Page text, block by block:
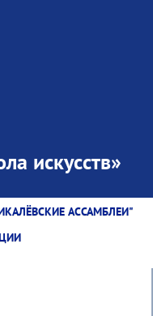
искусств»
АССАМБЛЕИ"